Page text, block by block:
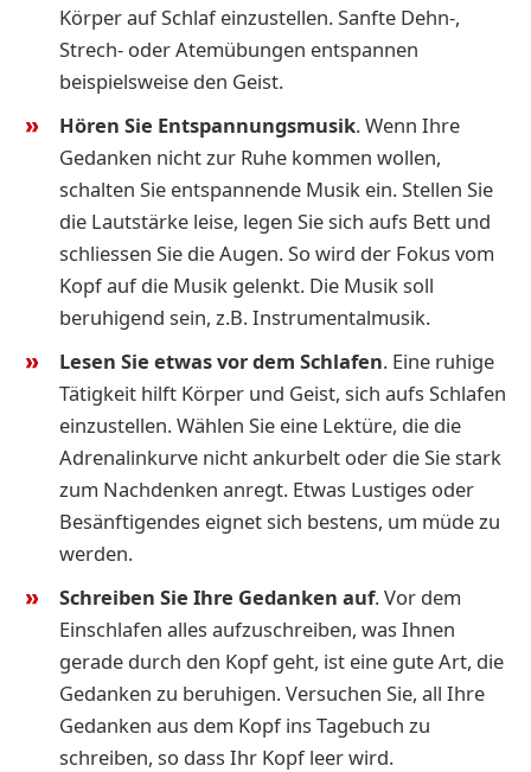
Körper auf Schlaf einzustellen. Sanfte Dehn-,
Strech- oder Atemübungen entspannen
beispielsweise den Geist.
Hören Sie Entspannungsmusik.Wenn Ihre
Gedanken nicht zur Ruhe kommen wollen,
schalten Sie entspannende Musik ein. Stellen Sie
die Lautstärke leise, legen Sie sich aufs Bett und
schliessen Sie die Augen. So wird der Fokus vom
Kopf auf die Musik gelenkt. Die Musik soll
beruhigend sein, z.B. Instrumentalmusik.
Lesen Sie etwas vor dem Schlafen. Eine ruhige
Tätigkeit hilft Körper und Geist, sich aufs Schlafen
einzustellen. Wählen Sie eine Lektüre, die die
Adrenalinkurve nicht ankurbelt oder die Sie stark
zum Nachdenken anregt. Etwas Lustiges oder
Besänftigendes eignet sich bestens, um müde zu
werden.
Schreiben Sie Ihre Gedanken auf.Vor dem
Einschlafen alles aufzuschreiben, was Ihnen
gerade durch den Kopf geht, ist eine gute Art, die
Gedanken zu beruhigen. Versuchen Sie, all Ihre
Gedanken aus dem Kopf ins Tagebuch zu
schreiben, so dass Ihr Kopf leer wird.